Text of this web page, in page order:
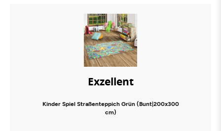
Exzellent
Kinder Spiel Straßenteppich Grün (Bunt|200x300
cm)